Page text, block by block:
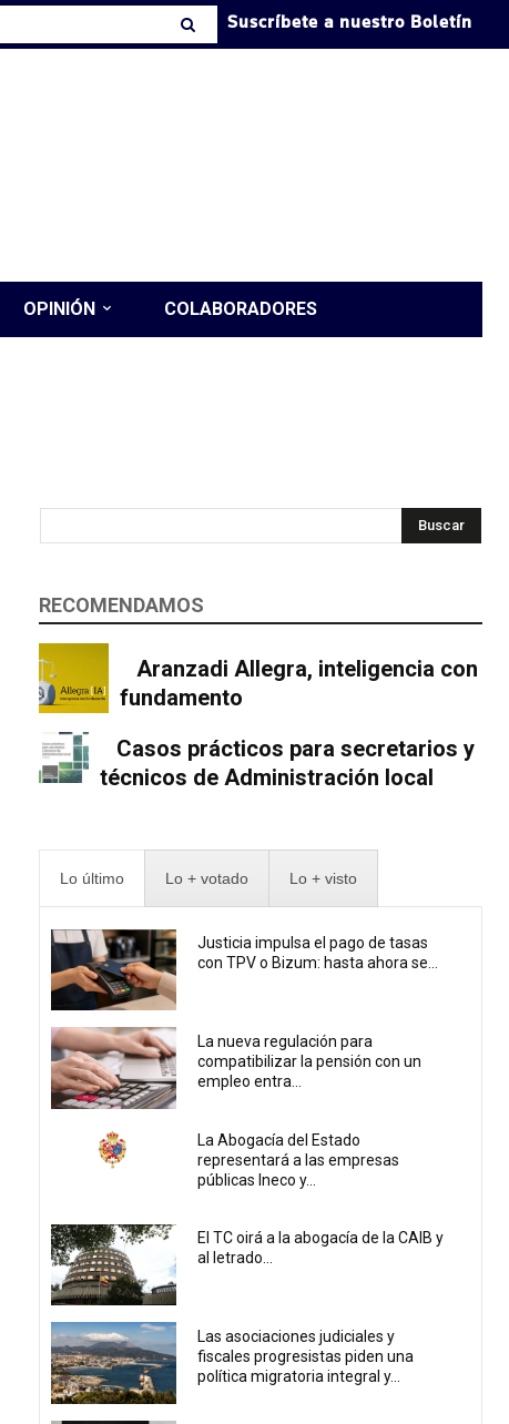
Suscríbete a nuestro Boletín
OPINIÓN COLABORADORES
Buscar
RECOMENDAMOS
Aranzadi Allegra, inteligencia con
fundamento
Casos prácticos para secretarios y
técnicos de Administración local
Lo último Lo + votado Lo + visto
Justicia impulsa el pago de tasas
con TPV o Bizum: hasta ahora se...
La nueva regulación para
compatibilizar la pensión con un
empleo entra...
La Abogacía del Estado
representará a las empresas
públicas Ineco y...
El TC oirá a la abogacía de la CAIB y
al letrado...
Las asociaciones judiciales y
fiscales progresistas piden una
política migratoria integral y...